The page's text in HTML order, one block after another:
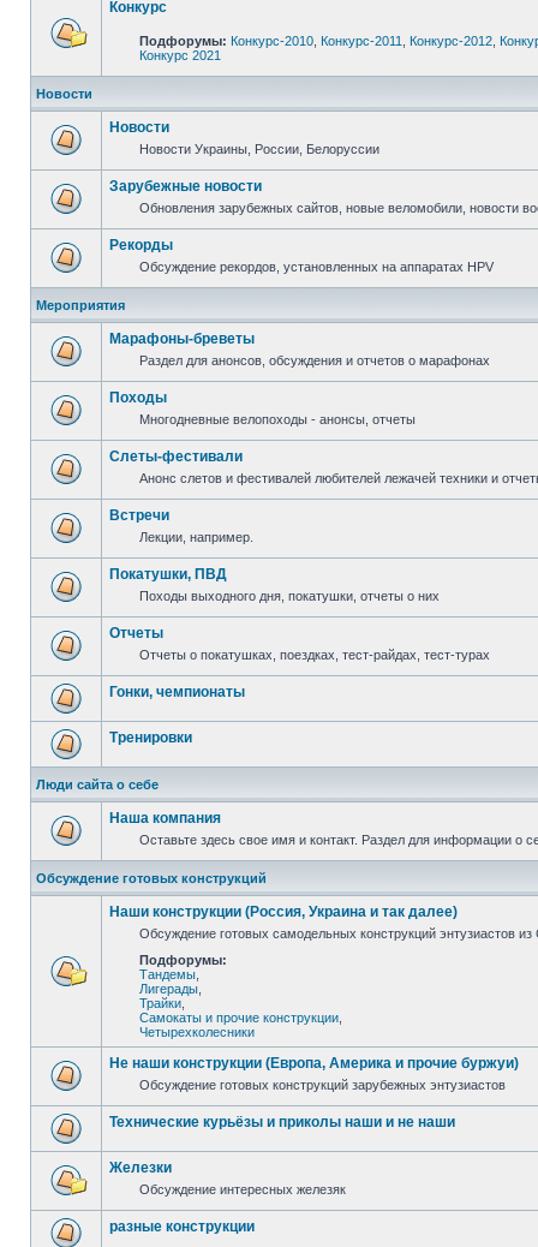
Конкурс
Подфорумы: Конкурс-2010 Конкурс-2011 Конкурс-2012
Конкурс 2021
Новости
Новости
Новости Украины, России, Белоруссии
Зарубежные новости
Обновления зарубежных сайтов, новые веломобили, новости
Рекорды
Обсуждение рекордов, установленных на аппаратах HPV
Мероприятия
Марафоны-бреветы
Раздел для анонсов, обсуждения и отчетов о марафонах
Походы
Многодневные велопоходы - анонсы, отчеты
Слеты-фестивали
Анонс слетов и фестивалей любителей лежачей техники и
Встречи
Лекции, например.
Покатушки, ПВД
Походы выходного дня, покатушки, отчеты о них
Отчеты
Отчеты о покатушках, поездках, тест-райдах, тест-турах
Гонки, чемпионаты
Тренировки
Люди сайта о себе
Наша компания
Оставьте здесь свое имя и контакт. Раздел для информации о
Обсуждение готовых конструкций
Наши конструкции (Россия, Украина и так далее)
Обсуждение готовых самодельных конструкций энтузиастов
Подфорумы:
Тандемы
Лигерады
Трайки
Самокаты и прочие конструкции
Четырехколесники
Не наши конструкции (Европа, Америка и прочие буржуи)
Обсуждение готовых конструкций зарубежных энтузиастов
Технические курьёзы и приколы наши и не наши
Железки
Обсуждение интересных железяк
разные конструкции